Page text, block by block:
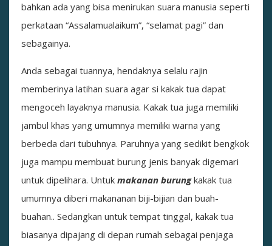
bahkan ada yang bisa menirukan suara manusia seperti
perkataan “Assalamualaikum”, “selamat pagi” dan
sebagainya.
Anda sebagai tuannya, hendaknya selalu rajin
memberinya latihan suara agar si kakak tua dapat
mengoceh layaknya manusia. Kakak tua juga memiliki
jambul khas yang umumnya memiliki warna yang
berbeda dari tubuhnya. Paruhnya yang sedikit bengkok
juga mampu membuat burung jenis banyak digemari
untuk dipelihara. Untuk makanan burungkakak tua
umumnya diberi makananan biji-bijian dan buah-
buahan.. Sedangkan untuk tempat tinggal, kakak tua
biasanya dipajang di depan rumah sebagai penjaga